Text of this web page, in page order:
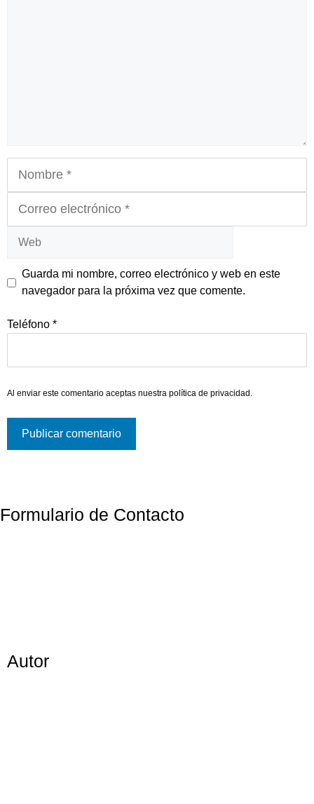
electrónico
Guarda mi nombre, correo electrónico y web en este
navegador para la próxima vez que comente.
Teléfono *
Al enviar este comentario aceptas nuestra política de privacidad .
Formulario de Contacto
Autor